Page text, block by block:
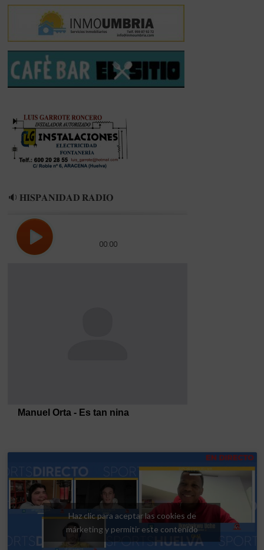
CARO
CAMPEONA
DE
ESPAÑA
DE
10
KMS
MARCHA
🔉 𝐇𝐈𝐒𝐏𝐀𝐍𝐈𝐃𝐀𝐃 𝐑𝐀𝐃𝐈𝐎
Haz clic para aceptar las cookies de
márketing y permitir este contenido